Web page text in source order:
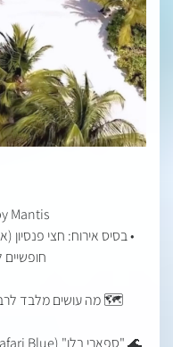
Mantis
• בסיס אירוח: חצי
🗺️ מה עושים מלבד